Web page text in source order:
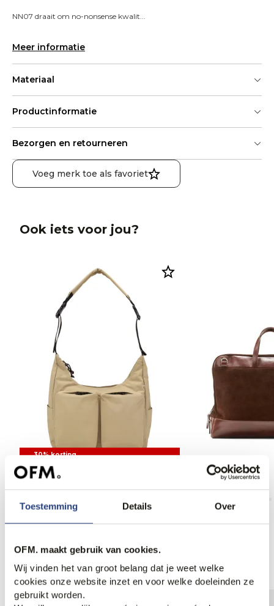
Toestemming Details Over
OFM. maakt gebruik van cookies.
Wij vinden het van groot belang dat je weet welke
cookies onze website inzet en voor welke doeleinden ze
gebruikt worden.
NN07 draait om no-nonsense kwalit...
Meer informatie
Materiaal
Productinformatie
Bezorgen en retourneren
Voeg merk toe als favoriet
Ook iets voor jou?
30% korting
NN07 Tas
Greve Tas
Anderen bekeken ook